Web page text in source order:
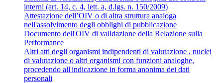
interni (art. 14, c. 4, lett. a, d.lgs. n. 150/2009)
Attestazione dell’OIV o di altra struttura analoga
nell'assolvimento degli obblighi di pubblicazione
Documento dell'OIV di validazione della Relazione sulla
Performance
Altri atti degli organismi indipendenti di valutazione , nuclei
di valutazione o altri organismi con funzioni analoghe,
procedendo all'indicazione in forma anonima dei dati
personali